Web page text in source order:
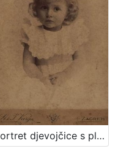
Portret djevojčice s plavim uvojcima / G.&I. Varga